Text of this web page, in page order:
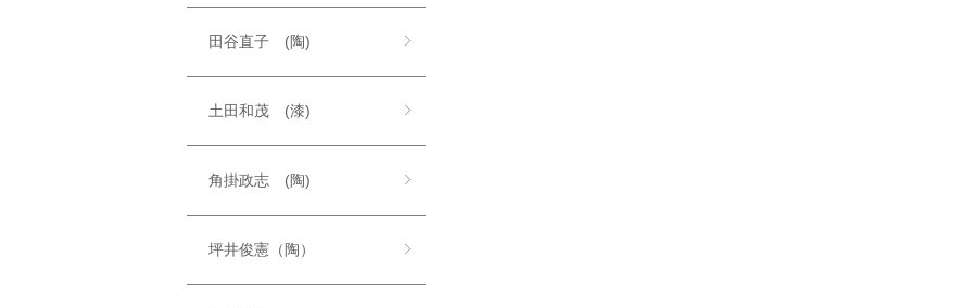
田谷直子 (陶)
土田和茂 (漆)
角掛政志 (陶)
坪井俊憲（陶）